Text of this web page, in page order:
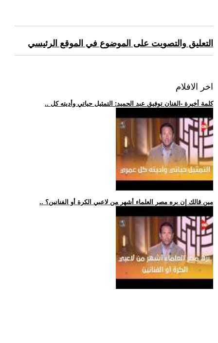
التعليق والتصويت على الموضوع في الموقع الرئيسي
اخر الافلام
.. كلمة أخيرة -الفنان توفيق عبد الحميد: التمثيل حياتي وأديته كل
.. مين قالك إن بره مصر العلماء أشهر من لاعبي الكرة أو الفنانين؟